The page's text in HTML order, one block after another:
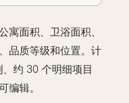
面积、卫浴面积、
品质等级和位置。计
、约 30 个明细项目
编辑。